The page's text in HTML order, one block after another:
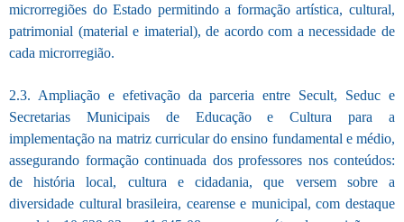
microrregiões do Estado permitindo a formação artística, cultural,
patrimonial (material e imaterial), de acordo com a necessidade de
cada microrregião.
2.3. Ampliação e efetivação da parceria entre Secult, Seduc e
Secretarias Municipais de Educação e Cultura para a
implementação na matriz curricular do ensino fundamental e médio,
assegurando formação continuada dos professores nos conteúdos:
de história local, cultura e cidadania, que versem sobre a
diversidade cultural brasileira, cearense e municipal, com destaque